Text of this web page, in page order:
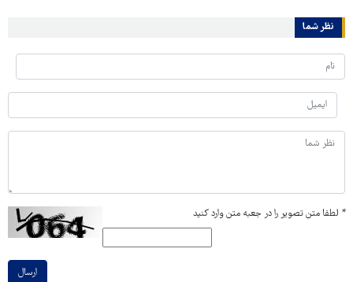
نظر شما
* لطفا متن تصویر را در جعبه متن وارد کنید
ارسال